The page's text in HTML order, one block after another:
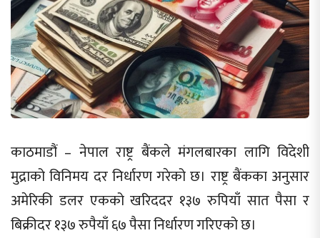
काठमाडौं – नेपाल राष्ट्र बैंकले मंगलबारका लागि विदेशी
मुद्राको विनिमय दर निर्धारण गरेको छ। राष्ट्र बैंकका अनुसार
अमेरिकी डलर एकको खरिददर १३७ रुपियाँ सात पैसा र
बिक्रीदर १३७ रुपैयाँ ६७ पैसा निर्धारण गरिएको छ।